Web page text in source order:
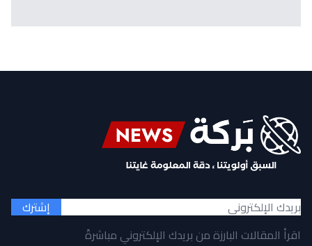
إشترك
اقرأ المقالات البارزة من بريدك الإلكتروني مباشرةً